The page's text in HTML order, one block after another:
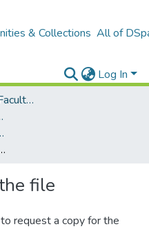
& Collections All of
Log In
B4 – LU fakultātes / Faculties of the UL
and Life Sciences
and Master's theses
saistības ar uzturu un fizisko aktivitāti
file
request a copy for the